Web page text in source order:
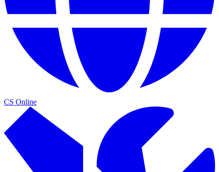
CS Online